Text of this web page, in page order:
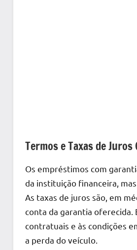
Termos e Taxas de Juros
Os empréstimos com
da instituição financeira,
As taxas de juros são, em
conta da garantia
contratuais e às condições
a perda do veículo.